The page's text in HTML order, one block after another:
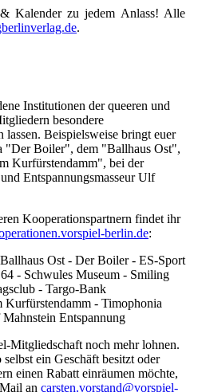
Kalender zu jedem Anlass! Alle
.
Institutionen der queeren und
besondere
Beispielsweise bringt euer
"Der Boiler", dem "Ballhaus Ost",
Kurfürstendamm", bei der
Entspannungsmasseur Ulf
Kooperationspartnern findet ihr
berlin.de:
Ost - Der Boiler - ES-Sport
- Schwules Museum - Smiling
- Targo-Bank
Kurfürstendamm - Timophonia
Entspannung
Mitgliedschaft noch mehr lohnen.
ein Geschäft besitzt oder
einen Rabatt einräumen möchte,
an carsten.vorstand@vorspiel-